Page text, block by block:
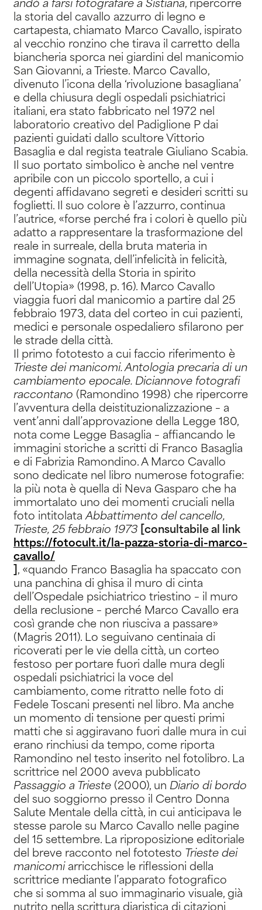
andò a farsi fotografare a Sistiana, ripercorre
la storia del cavallo azzurro di legno e
cartapesta, chiamato Marco Cavallo, ispirato
al vecchio ronzino che tirava il carretto della
biancheria sporca nei giardini del manicomio
San Giovanni, a Trieste. Marco Cavallo,
divenuto l’icona della ‘rivoluzione basagliana’
e della chiusura degli ospedali psichiatrici
italiani, era stato fabbricato nel 1972 nel
laboratorio creativo del Padiglione P dai
pazienti guidati dallo scultore Vittorio
Basaglia e dal regista teatrale Giuliano Scabia.
Il suo portato simbolico è anche nel ventre
apribile con un piccolo sportello, a cui i
degenti affidavano segreti e desideri scritti su
foglietti. Il suo colore è l’azzurro, continua
l’autrice, «forse perché fra i colori è quello più
adatto a rappresentare la trasformazione del
reale in surreale, della bruta materia in
immagine sognata, dell’infelicità in felicità,
della necessità della Storia in spirito
dell’Utopia» (1998, p. 16). Marco Cavallo
viaggia fuori dal manicomio a partire dal 25
febbraio 1973, data del corteo in cui pazienti,
medici e personale ospedaliero sfilarono per
le strade della città.
Il primo fototesto a cui faccio riferimento è
Trieste dei manicomi. Antologia precaria di un
cambiamento epocale. Diciannove fotografi
raccontano (Ramondino 1998) che ripercorre
l’avventura della deistituzionalizzazione – a
vent’anni dall’approvazione della Legge 180,
nota come Legge Basaglia – affiancando le
immagini storiche a scritti di Franco Basaglia
e di Fabrizia Ramondino. A Marco Cavallo
sono dedicate nel libro numerose fotografie:
la più nota è quella di Neva Gasparo che ha
immortalato uno dei momenti cruciali nella
foto intitolataAbbattimento del cancello,
Trieste, 25 febbraio 1973
[consultabile al link
https://fotocult.it/la-pazza-storia-di-marco-
cavallo/
, «quando Franco Basaglia ha spaccato con
una panchina di ghisa il muro di cinta
dell’Ospedale psichiatrico triestino – il muro
della reclusione – perché Marco Cavallo era
così grande che non riusciva a passare»
(Magris 2011). Lo seguivano centinaia di
ricoverati per le vie della città, un corteo
festoso per portare fuori dalle mura degli
ospedali psichiatrici la voce del
cambiamento, come ritratto nelle foto di
Fedele Toscani presenti nel libro. Ma anche
un momento di tensione per questi primi
matti che si aggiravano fuori dalle mura in cui
erano rinchiusi da tempo, come riporta
Ramondino nel testo inserito nel fotolibro. La
scrittrice nel 2000 aveva pubblicato
Passaggio a Trieste(2000), un Diario di bordo
del suo soggiorno presso il Centro Donna
Salute Mentale della città, in cui anticipava le
stesse parole su Marco Cavallo nelle pagine
del 15 settembre. La riproposizione editoriale
del breve racconto nel fototesto Trieste dei
manicomiarricchisce le riflessioni della
scrittrice mediante l’apparato fotografico
che si somma al suo immaginario visuale, già